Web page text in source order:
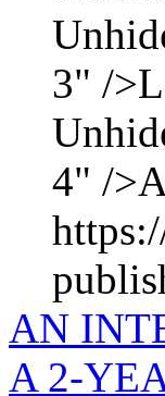
3" /
4" /
AN
A 2-